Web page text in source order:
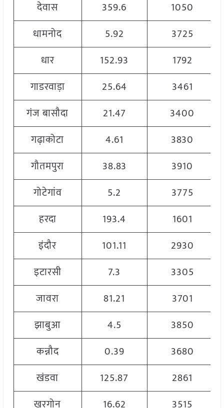
देवास 359.6
1050
धामनोद
5.92
3725
धार
152.93
1792
गाडरवाड़ा
25.64
3461
गंज बासौदा
21.47
3400
गढ़ाकोटा
4.61
3830
गौतमपुरा
38.83
3910
गोटेगांव
5.2
3775
हरदा
193.4
1601
इंदौर
101.11
2930
इटारसी
7.3
3305
जावरा
81.21
3701
झाबुआ
4.5
3850
कन्नौद
0.39
3680
खंडवा
125.87
2861